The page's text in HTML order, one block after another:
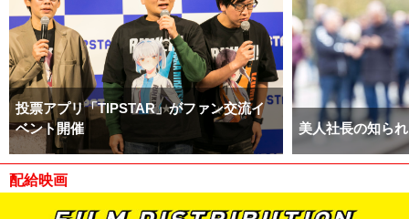
投票アプリ「TIPSTAR」がファン交流イ
ベント開催
美人社長の知ら
配給映画